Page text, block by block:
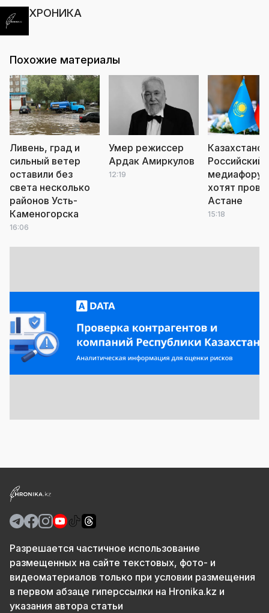
ХРОНИКА
Похожие материалы
Ливень, град и
сильный ветер
оставили без
света несколько
районов Усть-
Каменогорска
16:06
Умер режиссер
Ардак Амиркулов
12:19
Российский
медиафорум
хотят
Астане
15:18
Разрешается частичное использование
размещенных на сайте текстовых, фото- и
видеоматериалов только при условии размещения
в первом абзаце гиперссылки на Hronika.kz и
указания автора статьи